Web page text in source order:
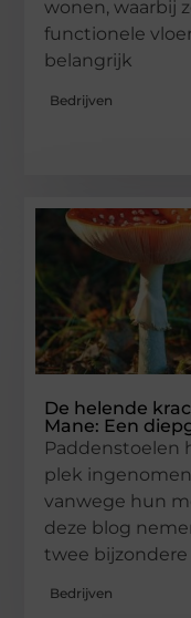
wonen, waarbij
functionele
belangrijk
Bedrijven
De helende
Mane: Een
Paddenstoelen
plek
vanwege hun
deze blog
twee
Bedrijven